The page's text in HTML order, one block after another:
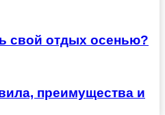
свой отдых осенью?
преимущества и